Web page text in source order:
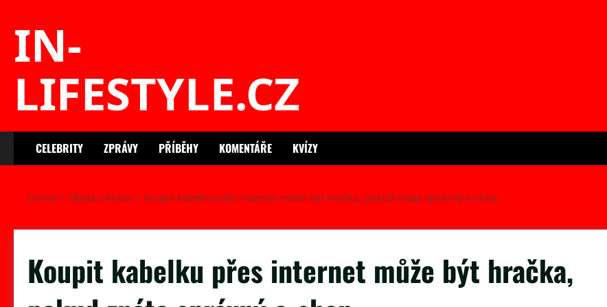
IN-
LIFESTYLE.CZ
CELEBRITY ZPRÁVY PŘÍBĚHY KOMENTÁŘE KVÍZY
Domů Móda a krása Koupit kabelku přes internet může být hračka, pokud znáte správný e-shop
Koupit kabelku přes internet může být hračka,